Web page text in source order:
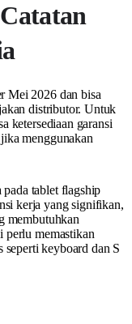
Mei 2026 dan bisa
distributor. Untuk
ketersediaan garansi
menggunakan
tablet flagship
kerja yang signifikan,
membutuhkan
perlu memastikan
seperti keyboard dan S